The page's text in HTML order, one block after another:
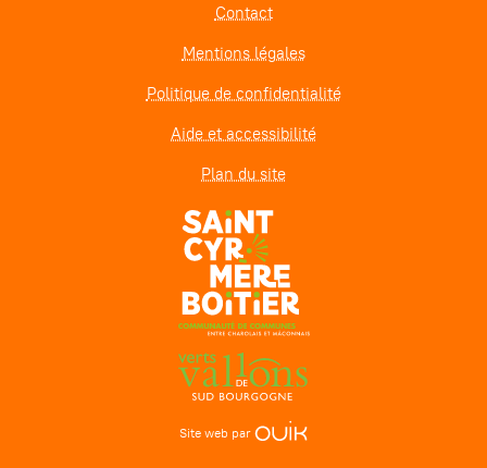
Contact
Mentions légales
Politique de confidentialité
Aide et accessibilité
Plan du site
Site web par